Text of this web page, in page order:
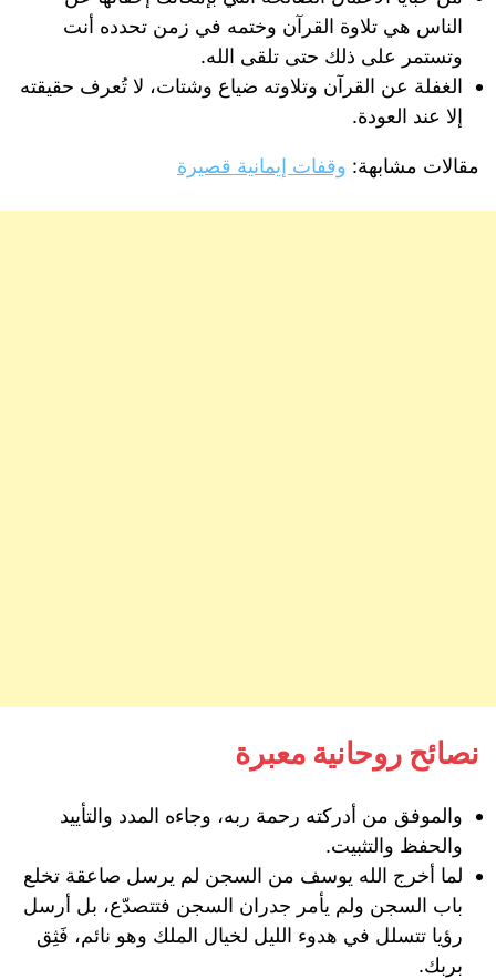
الناس هي تلاوة القرآن وختمه في زمن تحدده أنت
وتستمر على ذلك حتى تلقى الله.
الغفلة عن القرآن وتلاوته ضياع وشتات، لا تُعرف حقيقته
إلا عند العودة.
مقالات مشابهة: وقفات إيمانية قصيرة
نصائح روحانية معبرة
والموفق من أدركته رحمة ربه، وجاءه المدد والتأييد
والحفظ والتثبيت.
لما أخرج الله يوسف من السجن لم يرسل صاعقة تخلع
باب السجن ولم يأمر جدران السجن فتتصدّع، بل أرسل
رؤيا تتسلل في هدوء الليل لخيال الملك وهو نائم، فَثِق
بربك.